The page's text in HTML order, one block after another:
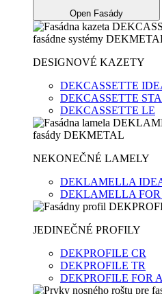
Open Fasády
DESIGNOVÉ KAZETY
DEKCASSETTE
DEKCASSETTE
DEKCASSETTE LE
NEKONEČNÉ LAMELY
DEKLAMELLA
DEKLAMELLA
JEDINEČNÉ PROFILY
DEKPROFILE CR
DEKPROFILE TR
DEKPROFILE FOR